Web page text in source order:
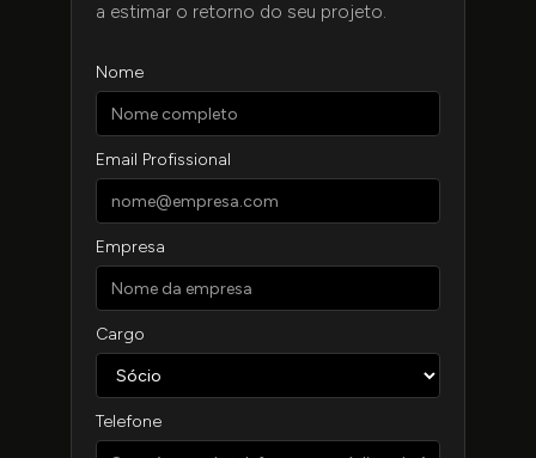
a estimar o retorno do seu projeto.
Nome
Email Profissional
Empresa
Cargo
Telefone